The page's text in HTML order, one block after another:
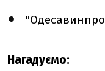
Нагадуємо: